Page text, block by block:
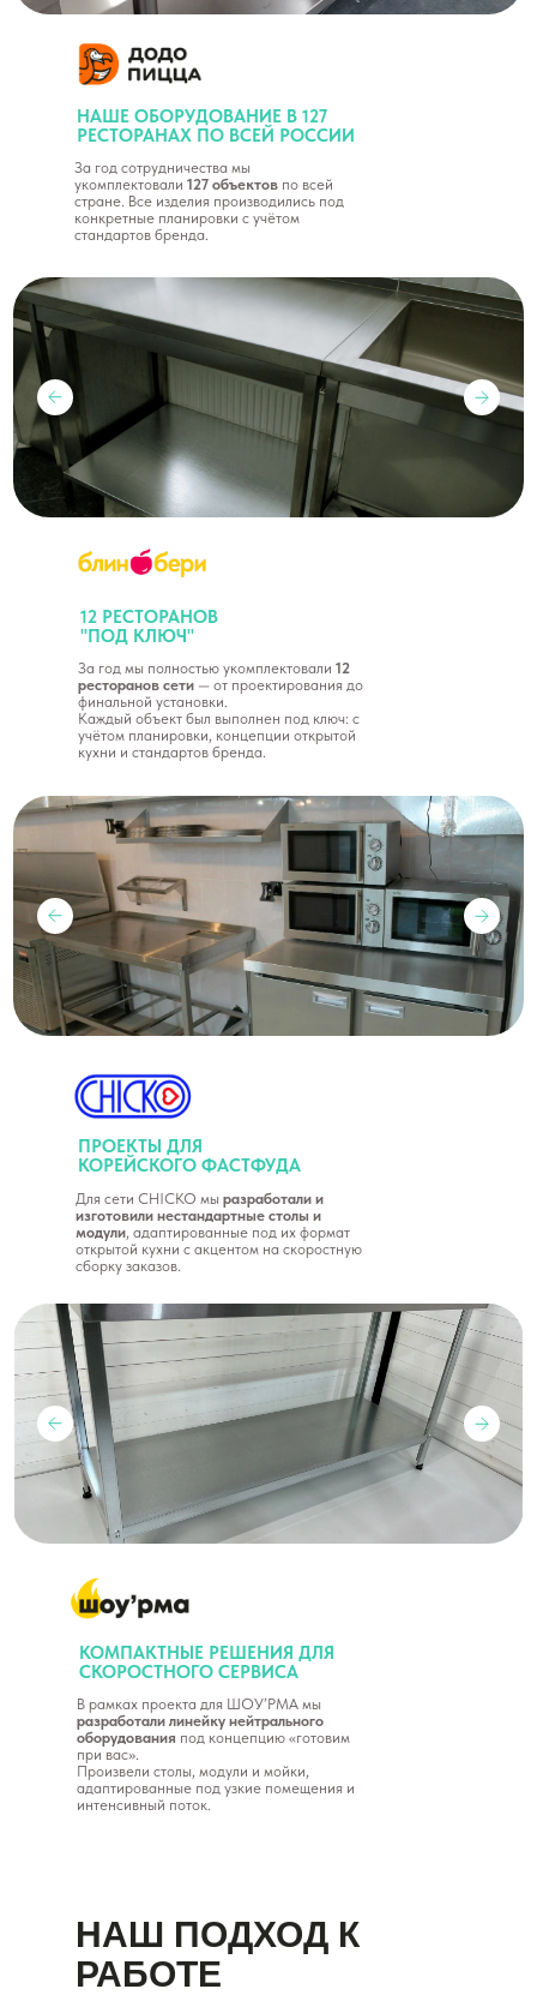
За год сотрудничества мы
укомплектовали 127 объектов по всей
стране. Все изделия производились под
конкретные планировки с учётом
стандартов бренда.
НАШЕ ОБОРУДОВАНИЕ В 127
РЕСТОРАНАХ ПО ВСЕЙ РОССИИ
12 РЕСТОРАНОВ
"ПОД КЛЮЧ"
За год мы полностью укомплектовали 12
ресторанов сети — от проектирования до
финальной установки.
Каждый объект был выполнен под ключ: с
учётом планировки, концепции открытой
кухни и стандартов бренда.
В рамках проекта для ШОУ’РМА мы
разработали линейку нейтрального
оборудования под концепцию «готовим
при вас».
Произвели столы, модули и мойки,
адаптированные под узкие помещения и
интенсивный поток.
КОМПАКТНЫЕ РЕШЕНИЯ ДЛЯ
СКОРОСТНОГО СЕРВИСА
ПРОЕКТЫ ДЛЯ
КОРЕЙСКОГО ФАСТФУДА
Для сети CHICKO мы разработали и
изготовили нестандартные столы и
модули, адаптированные под их формат
открытой кухни с акцентом на скоростную
сборку заказов.
НАШ ПОДХОД К
РАБОТЕ